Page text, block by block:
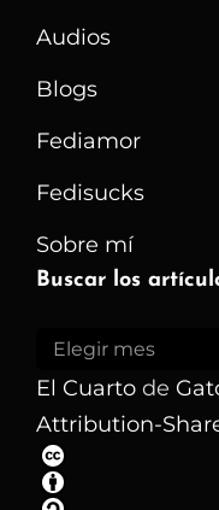
Audios
Blogs
Fediamor
Fedisucks
Sobre mí
Buscar los
Buscar
los
artículos
por
mes
El Cuarto de
Attribution-